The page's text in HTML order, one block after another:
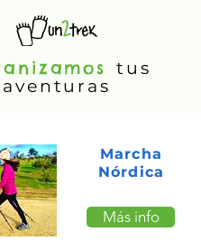
tus
aventuras
Marcha
Nórdica
Más info